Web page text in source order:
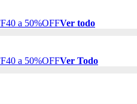
40 a 50%OFFVer todo
40 a 50%OFFVer Todo